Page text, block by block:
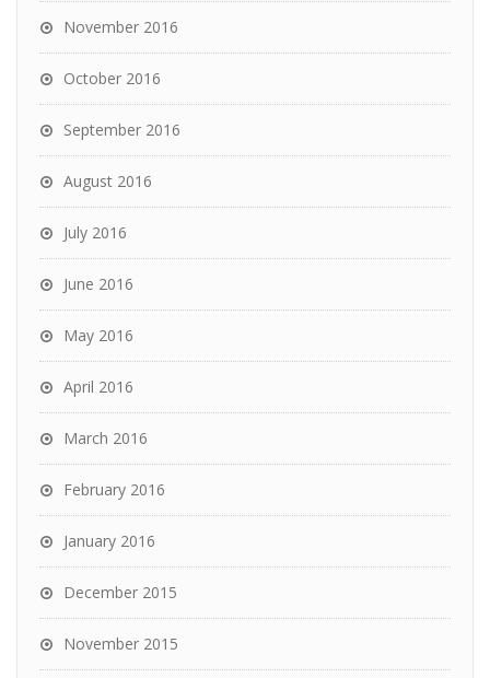
November 2016
October 2016
September 2016
August 2016
July 2016
June 2016
May 2016
April 2016
March 2016
February 2016
January 2016
December 2015
November 2015